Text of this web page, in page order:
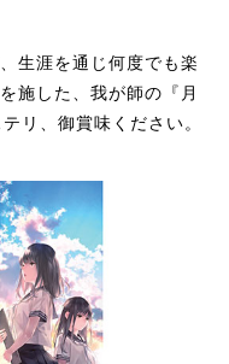
生涯を通じ何度でも楽
施した、我が師の『月
リ、御賞味ください。